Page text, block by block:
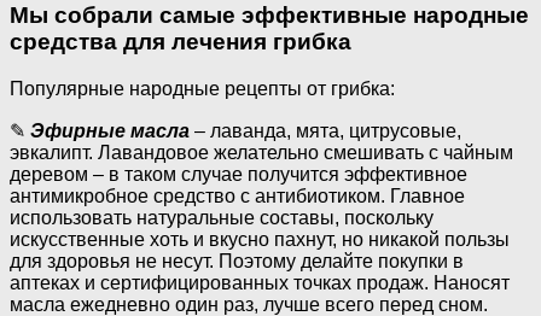
Мы собрали самые эффективные народные
средства для лечения грибка
Популярные народные рецепты от грибка:
✎ Эфирные масла – лаванда, мята, цитрусовые,
эвкалипт. Лавандовое желательно смешивать с чайным
деревом – в таком случае получится эффективное
антимикробное средство с антибиотиком. Главное
использовать натуральные составы, поскольку
искусственные хоть и вкусно пахнут, но никакой пользы
для здоровья не несут. Поэтому делайте покупки в
аптеках и сертифицированных точках продаж. Наносят
масла ежедневно один раз, лучше всего перед сном.